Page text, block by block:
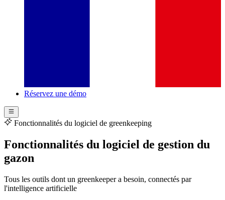
Réservez une démo
Fonctionnalités du logiciel de greenkeeping
Fonctionnalités du logiciel de gestion du
gazon
Tous les outils dont un greenkeeper a besoin, connectés par
l'intelligence artificielle